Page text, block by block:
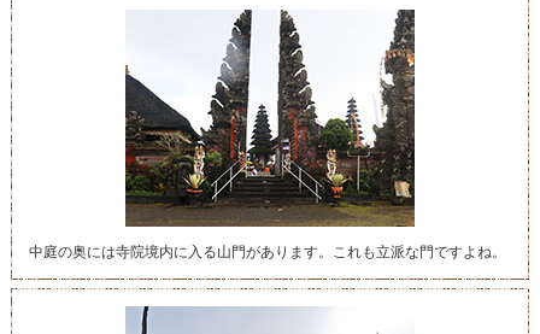
中庭の奥には寺院境内に入る山門があります。これも立派な門ですよね。